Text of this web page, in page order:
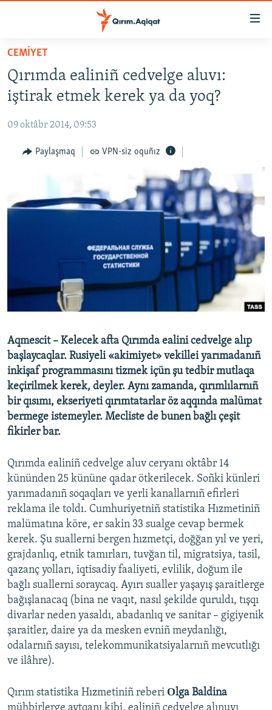
Esas
qaytmaq
Baş
navigatsiyağa
qaytmaq
qaytmaq
HABERLER
SİYASET
İQTİSADİYAT
CEMİYET
MEDENİYET
İNSAN AQLARI
VİDEO
Русский
Українською
QOŞULIÑIZ!
RFE/RS bütün saytları
CEMİYET
Qırımda ealiniñ cedvelge aluvı:
iştirak etmek kerek ya da yoq?
09 oktâbr 2014, 09:53
Paylaşmaq VPN-siz oquñız
Aqmescit – Kelecek afta Qırımda ealini cedvelge alıp
başlaycaqlar. Rusiyeli «akimiyet» vekillei yarımadanıñ
inkişaf programmasını tizmek içün şu tedbir mutlaqa
keçirilmek kerek, deyler. Aynı zamanda, qırımlılarnıñ
bir qısımı, ekseriyeti qırımtatarlar öz aqqında malümat
bermege istemeyler. Mecliste de bunen bağlı çeşit
fikirler bar.
Qırımda ealiniñ cedvelge aluv ceryanı oktâbr 14
kününden 25 kününe qadar ötkerilecek. Soñki künleri
yarımadanıñ soqaqları ve yerli kanallarnıñ efirleri
reklama ile toldı. Cumhuriyetniñ statistika Hızmetiniñ
malümatına köre, er sakin 33 sualge cevap bermek
kerek. Şu suallerni bergen hızmetçi, doğğan yıl ve yeri,
grajdanlıq, etnik tamırları, tuvğan til, migratsiya, tasil,
qazanç yolları, iqtisadiy faaliyeti, evlilik, doğum ile
bağlı suallerni soraycaq. Ayırı sualler yaşayış şaraitlerge
bağışlanacaq (bina ne vaqıt, nasıl şekilde quruldı, tışqı
divarlar neden yasaldı, abadanlıq ve sanitar – gigiyenik
şaraitler, daire ya da mesken evniñ meydanlığı,
odalarnıñ sayısı, telekommunikatsiyalarnıñ mevcutlığı
ve ilâhre).
Qırım statistika Hızmetiniñ reberi Оlga Baldina